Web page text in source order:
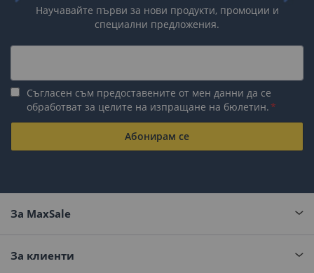
Научавайте първи за нови продукти, промоции и
специални предложения.
Съгласен съм предоставените от мен данни да се
обработват за целите на изпращане на бюлетин.
Абонирам се
За MaxSale
За клиенти